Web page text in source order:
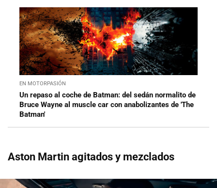
EN MOTORPASIÓN
Un repaso al coche de Batman: del sedán normalito de
Bruce Wayne al muscle car con anabolizantes de 'The
Batman'
Aston Martin agitados y mezclados